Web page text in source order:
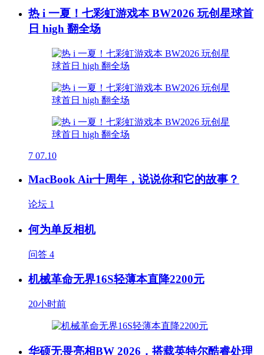
热 i 一夏！七彩虹游戏本 BW2026 玩创星球首
日 high 翻全场
7 07.10
MacBook Air十周年，说说你和它的故事？
论坛 1
何为单反相机
问答 4
机械革命无界16S轻薄本直降2200元
20小时前
华硕无畏亮相BW 2026，搭载英特尔酷睿处理